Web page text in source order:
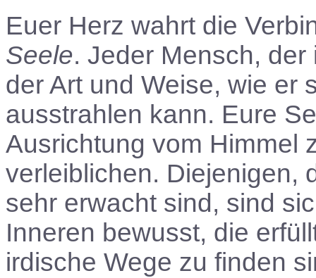
Euer Herz wahrt die
Seele. Jeder Mensch,
der Art und Weise, wie er
ausstrahlen kann. Eure
Ausrichtung vom Himmel
verleiblichen. Diejenigen,
sehr erwacht sind, sind
Inneren bewusst, die
irdische Wege zu finden